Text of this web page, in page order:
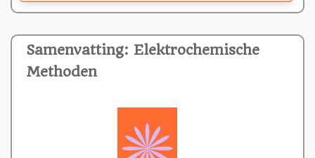
Samenvatting: Elektrochemische
Methoden